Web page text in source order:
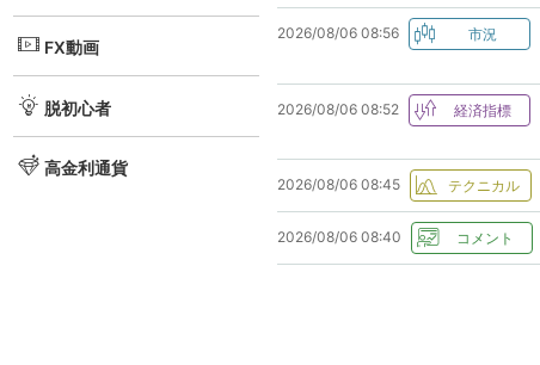
FX動画
脱初心者
高金利通貨
2026/08/06 08:56
2026/08/06 08:52
2026/08/06 08:45
2026/08/06 08:40